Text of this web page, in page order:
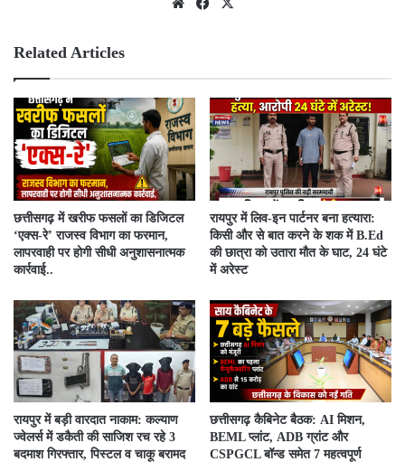
We
Fac
Related Articles
​छत्तीसगढ़ में खरीफ फसलों का डिजिटल
‘एक्स-रे’ राजस्व विभाग का फरमान,
लापरवाही पर होगी सीधी अनुशासनात्मक
कार्रवाई..
रायपुर में लिव-इन पार्टनर बना हत्यारा:
किसी और से बात करने के शक में B.Ed
की छात्रा को उतारा मौत के घाट, 24 घंटे
में अरेस्ट
रायपुर में बड़ी वारदात नाकाम: कल्याण
ज्वेलर्स में डकैती की साजिश रच रहे 3
बदमाश गिरफ्तार, पिस्टल व चाकू बरामद
छत्तीसगढ़ कैबिनेट बैठक: AI मिशन,
BEML प्लांट, ADB ग्रांट और
CSPGCL बॉन्ड समेत 7 महत्वपूर्ण